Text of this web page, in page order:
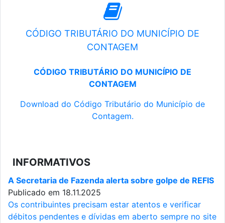
CÓDIGO TRIBUTÁRIO DO MUNICÍPIO DE
CONTAGEM
CÓDIGO TRIBUTÁRIO DO MUNICÍPIO DE
CONTAGEM
Download do Código Tributário do Município de
Contagem.
INFORMATIVOS
A Secretaria de Fazenda alerta sobre golpe de REFIS
Publicado em 18.11.2025
Os contribuintes precisam estar atentos e verificar
débitos pendentes e dívidas em aberto sempre no site